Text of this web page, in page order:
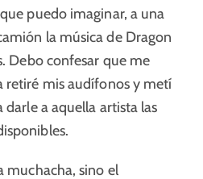
puedo imaginar, a una
la música de Dragon
Debo confesar que me
retiré mis audífonos y metí
darle a aquella artista las
muchacha, sino el